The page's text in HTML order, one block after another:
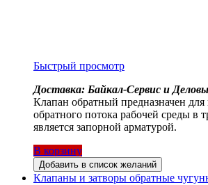
Быстрый просмотр
Доставка: Байкал-Сервис и
Клапан обратный предназначен
обратного потока рабочей среды в
является запорной арматурой.
В корзину
Добавить в список желаний
Клапаны и затворы обратные